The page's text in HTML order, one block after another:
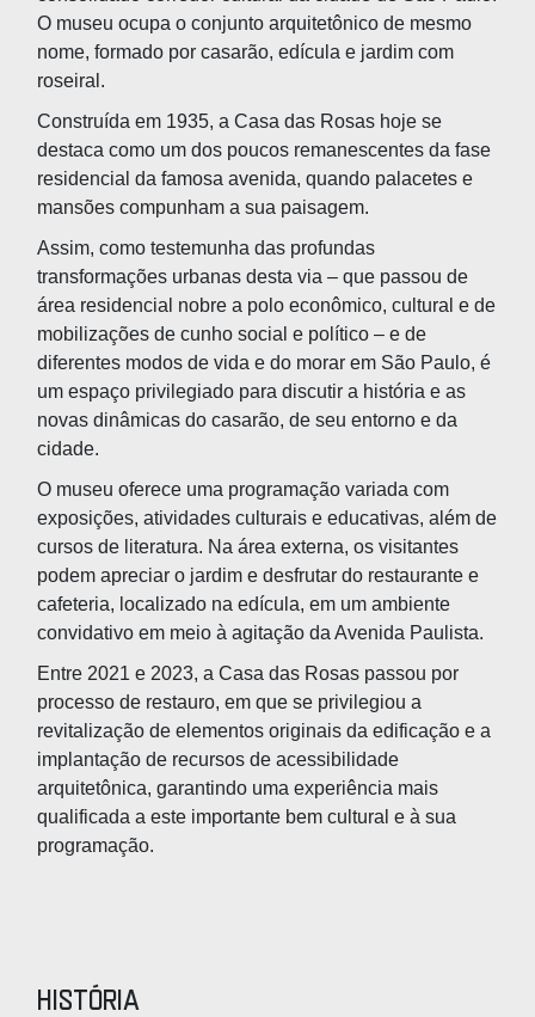
O museu ocupa o conjunto arquitetônico de mesmo
nome, formado por casarão, edícula e jardim com
roseiral.
Construída em 1935, a Casa das Rosas hoje se
destaca como um dos poucos remanescentes da fase
residencial da famosa avenida, quando palacetes e
mansões compunham a sua paisagem.
Assim, como testemunha das profundas
transformações urbanas desta via – que passou de
área residencial nobre a polo econômico, cultural e de
mobilizações de cunho social e político – e de
diferentes modos de vida e do morar em São Paulo, é
um espaço privilegiado para discutir a história e as
novas dinâmicas do casarão, de seu entorno e da
cidade.
O museu oferece uma programação variada com
exposições, atividades culturais e educativas, além de
cursos de literatura. Na área externa, os visitantes
podem apreciar o jardim e desfrutar do restaurante e
cafeteria, localizado na edícula, em um ambiente
convidativo em meio à agitação da Avenida Paulista.
Entre 2021 e 2023, a Casa das Rosas passou por
processo de restauro, em que se privilegiou a
revitalização de elementos originais da edificação e a
implantação de recursos de acessibilidade
arquitetônica, garantindo uma experiência mais
qualificada a este importante bem cultural e à sua
programação.
História